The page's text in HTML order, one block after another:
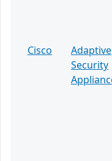
Cisco
Adaptive
Security